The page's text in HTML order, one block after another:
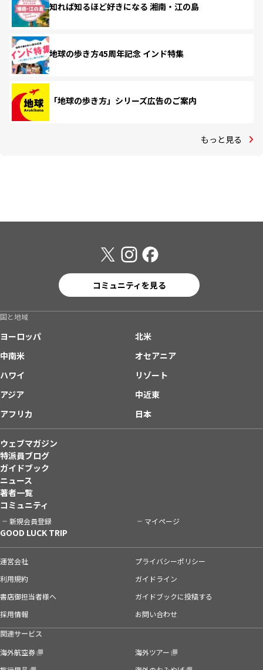
知れば知るほど好きになる 湘南・江の島
地球の歩き方45周年記念 インド特集
「地球の歩き方」シリーズ広告のご案内
もっと見る
コミュニティを見る
国と地域
ヨーロッパ
北米
中南米
オセアニア
ハワイ
リゾート
アジア
中近東
アフリカ
日本
ウェブマガジン
特派員ブログ
ガイドブック
ニュース
著者一覧
コミュニティ
新規会員登録 マイページ
GOOD LUCK TRIP
運営会社
プライバシーポリシー
利用規約
ガイドライン
書店御担当者様へ
ガイドブックに投稿する
採用情報
お問い合わせ
関連サービス
海外航空券
海外ツアー